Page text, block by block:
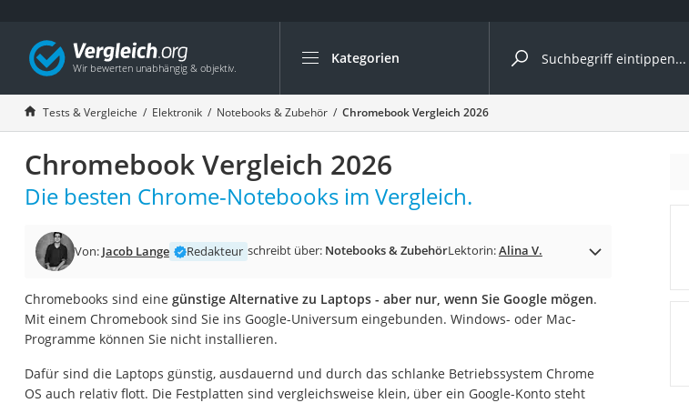
Kategorien
Die beliebtesten Vergleiche nach Kategorie
Elektronik
Powerstation
Monitor 32 Zoll 4K
Fernseher
Desktop-PC
Diascanner
Laser-Multifunktionsdrucker
Powerstation mit Solarpanel
Tests & Vergleiche Elektronik Notebooks & Zubehör Chromebook Vergleich 2026
Chromebook Vergleich 2026
Die besten Chrome-Notebooks im Vergleich.
Von: Jacob Lange Redakteur schreibt über: Notebooks & ZubehörLektorin:Alina V.
Chromebooks sind eine günstige Alternative zu Laptops - aber nur, wenn Sie Google mögen.
Mit einem Chromebook sind Sie ins Google-Universum eingebunden. Windows- oder Mac-
Programme können Sie nicht installieren.
Dafür sind die Laptops günstig, ausdauernd und durch das schlanke Betriebssystem Chrome
OS auch relativ flott. Die Festplatten sind vergleichsweise klein, über ein Google-Konto steht